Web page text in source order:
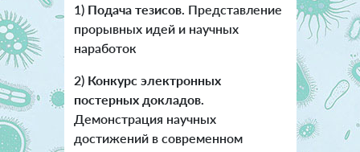
1)Подача тезисов. Представление
прорывных идей и научных
наработок
2)Конкурс электронных
постерных докладов.
Демонстрация научных
достижений в современном